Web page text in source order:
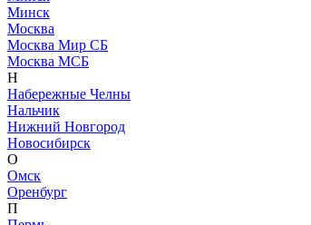
Минск
Москва
Москва Мир СБ
Москва МСБ
Н
Набережные Челны
Нальчик
Нижний Новгород
Новосибирск
О
Омск
Оренбург
П